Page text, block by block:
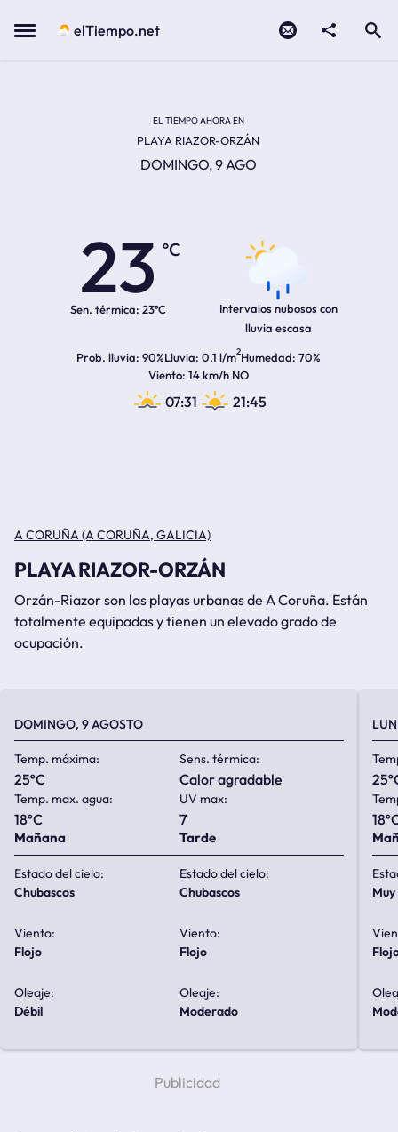
Menu elTiempo.net
EL TIEMPO AHORA EN
PLAYA RIAZOR-ORZÁN
DOMINGO, 9 AGO
23
ºC
Sen. térmica: 23ºC
Intervalos nubosos con
lluvia escasa
Prob. lluvia 90%Lluvia 0.1 l/m2Humedad 70%
Viento 14 km/h NO
07:31 21:45
A CORUÑA (A CORUÑA, GALICIA)
PLAYA RIAZOR-ORZÁN
Orzán-Riazor son las playas urbanas de A Coruña. Están
totalmente equipadas y tienen un elevado grado de
ocupación.
DOMINGO, 9 AGOSTO
Temp. máxima:
25ºC
Sens. térmica:
calor agradable
Temp. max. agua:
18ºC
UV max:
7
Mañana
Estado del cielo:
chubascos
Viento:
flojo
Oleaje:
débil
Tarde
Estado del cielo:
chubascos
Viento:
flojo
Oleaje:
moderado